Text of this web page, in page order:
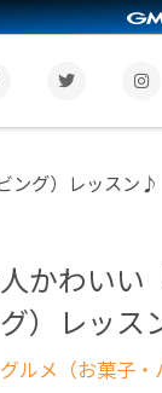
ング）レッスン♪
人かわい
）レッス
ルメ（お菓子・